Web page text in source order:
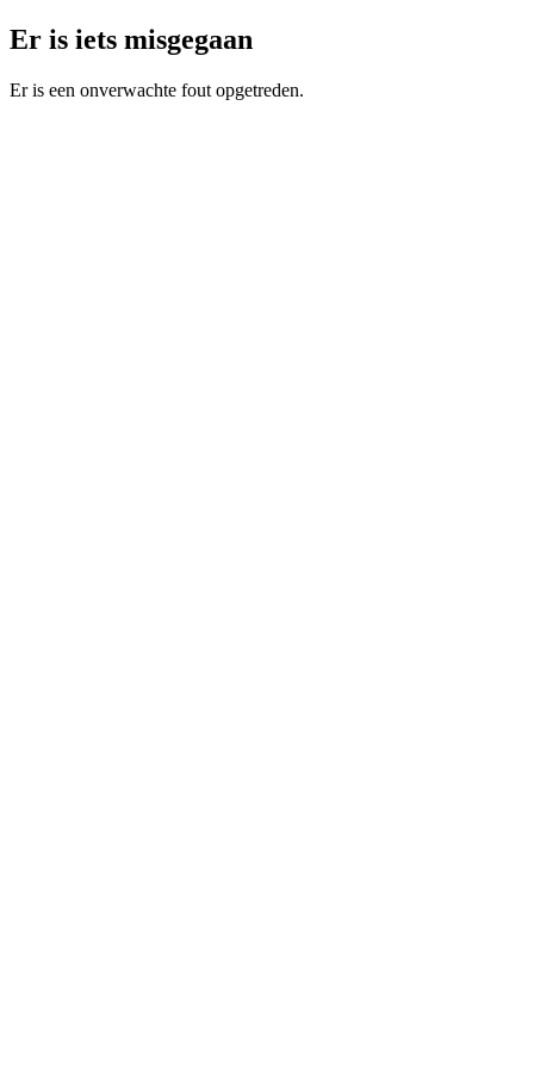
Er is iets misgegaan
Er is een onverwachte fout opgetreden.